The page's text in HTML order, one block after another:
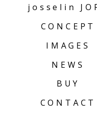
josselin
CONCEPT
IMAGES
NEWS
BUY
CONTACT